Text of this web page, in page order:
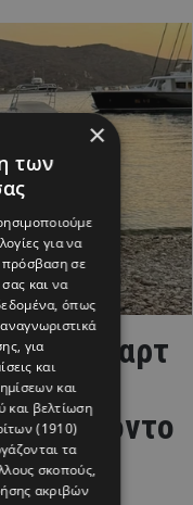
Οι «καρτ
και το
με φόντο
×
των
για να
πρόσβαση σε
και να
όπως
για
και
και
και βελτίωση
(1910)
τα
σκοπούς,
ακριβών